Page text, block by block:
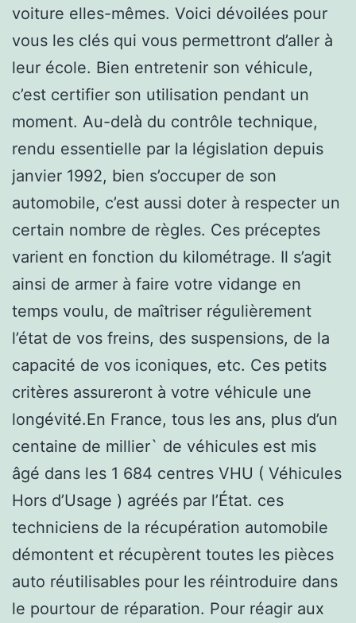
voiture elles-mêmes. Voici dévoilées pour
vous les clés qui vous permettront d’aller à
leur école. Bien entretenir son véhicule,
c’est certifier son utilisation pendant un
moment. Au-delà du contrôle technique,
rendu essentielle par la législation depuis
janvier 1992, bien s’occuper de son
automobile, c’est aussi doter à respecter un
certain nombre de règles. Ces préceptes
varient en fonction du kilométrage. Il s’agit
ainsi de armer à faire votre vidange en
temps voulu, de maîtriser régulièrement
l’état de vos freins, des suspensions, de la
capacité de vos iconiques, etc. Ces petits
critères assureront à votre véhicule une
longévité.En France, tous les ans, plus d’un
centaine de millier` de véhicules est mis
âgé dans les 1 684 centres VHU ( Véhicules
Hors d’Usage ) agréés par l’État. ces
techniciens de la récupération automobile
démontent et récupèrent toutes les pièces
auto réutilisables pour les réintroduire dans
le pourtour de réparation. Pour réagir aux